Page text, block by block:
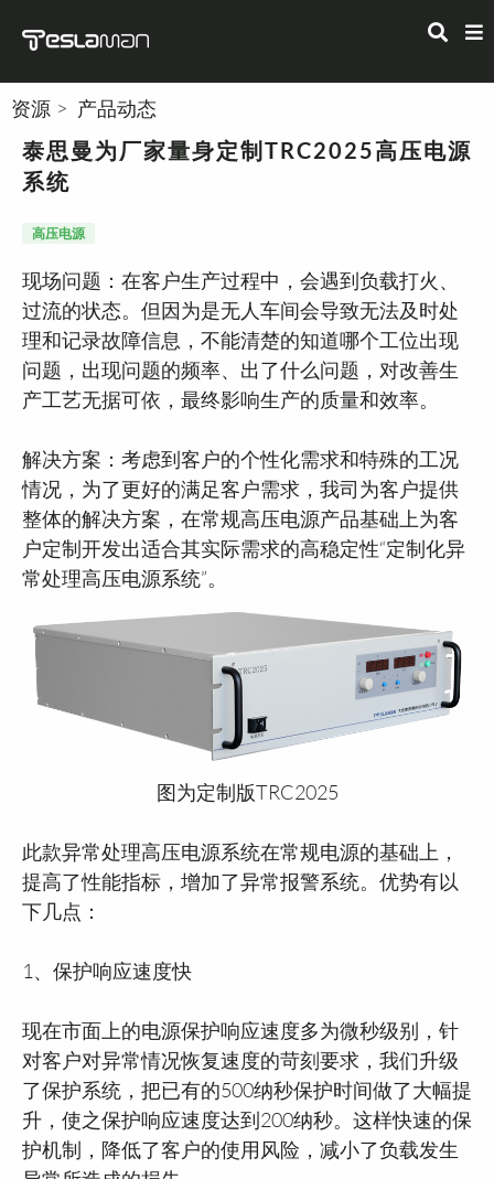
资源 产品动态
泰思曼为厂家量身定制TRC2025高压电源
系统
高压电源
现场问题：在客户生产过程中，会遇到负载打火、
过流的状态。但因为是无人车间会导致无法及时处
理和记录故障信息，不能清楚的知道哪个工位出现
问题，出现问题的频率、出了什么问题，对改善生
产工艺无据可依，最终影响生产的质量和效率。
解决方案：考虑到客户的个性化需求和特殊的工况
情况，为了更好的满足客户需求，我司为客户提供
整体的解决方案，在常规高压电源产品基础上为客
户定制开发出适合其实际需求的高稳定性“定制化异
常处理高压电源系统”。
图为定制版TRC2025
此款异常处理高压电源系统在常规电源的基础上，
提高了性能指标，增加了异常报警系统。优势有以
下几点：
1、保护响应速度快
现在市面上的电源保护响应速度多为微秒级别，针
对客户对异常情况恢复速度的苛刻要求，我们升级
了保护系统，把已有的500纳秒保护时间做了大幅提
升，使之保护响应速度达到200纳秒。这样快速的保
护机制，降低了客户的使用风险，减小了负载发生